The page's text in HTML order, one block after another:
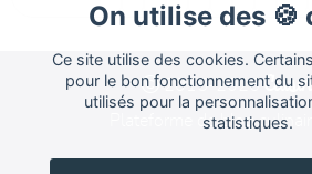
On utilise des 🍪
Ce site utilise des cookies.
pour le bon fonctionnement du
utilisés pour la
statistiques.
2015-2026
Plateforme de blog